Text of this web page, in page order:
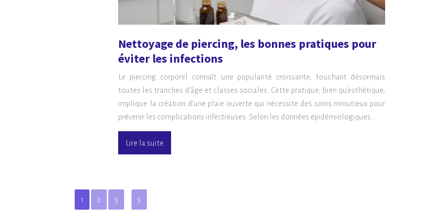
Nettoyage de piercing, les bonnes pratiques pour
éviter les infections
Le piercing corporel connaît une popularité croissante, touchant désormais
toutes les tranches d’âge et classes sociales. Cette pratique, bien qu’esthétique,
implique la création d’une plaie ouverte qui nécessite des soins minutieux pour
prévenir les complications infectieuses. Selon les données épidémiologiques…
Lire la suite
1 2 3 5